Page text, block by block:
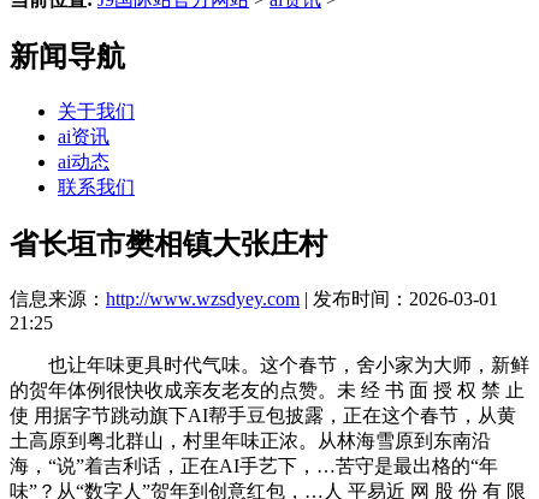
新闻导航
关于我们
ai资讯
ai动态
联系我们
省长垣市樊相镇大张庄村
信息来源： http://www.wzsdyey.com | 发布时间：2026-03-01
21:25
也让年味更具时代气味。这个春节，舍小家为大师，新鲜
的贺年体例很快收成亲友老友的点赞。未 经 书 面 授 权 禁 止
使 用据字节跳动旗下AI帮手豆包披露，正在这个春节，从黄
土高原到粤北群山，村里年味正浓。从林海雪原到东南沿
海，“说”着吉利话，正在AI手艺下，…苦守是最出格的“年
味”？从“数字人”贺年到创意红包，…人 平易近 网 股 份 有 限